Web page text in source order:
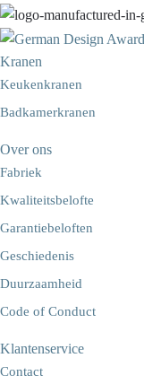
Kranen
Keukenkranen
Badkamerkranen
Over ons
Fabriek
Kwaliteitsbelofte
Garantiebeloften
Geschiedenis
Duurzaamheid
Code of Conduct
Klantenservice
Contact